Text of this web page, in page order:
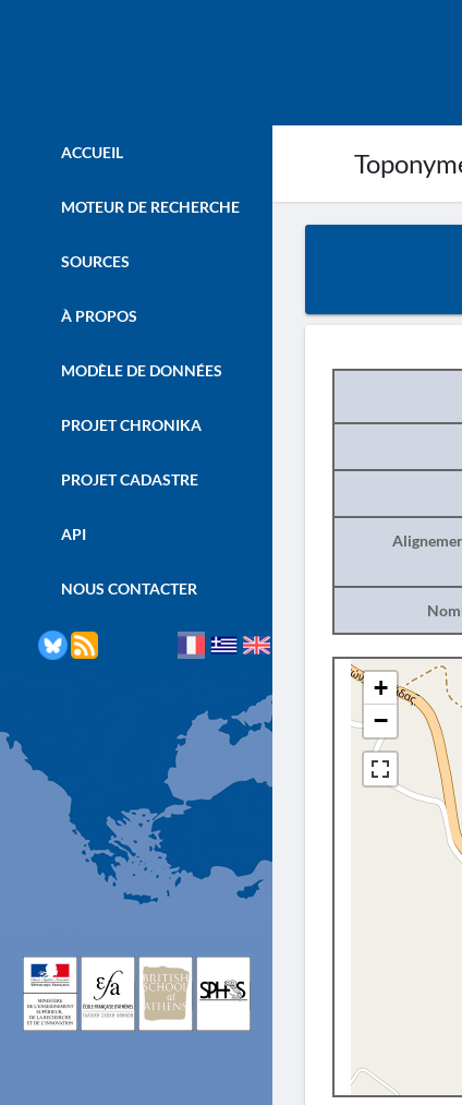
ACCUEIL
MOTEUR DE RECHERCHE
SOURCES
À PROPOS
MODÈLE DE DONNÉES
PROJET CHRONIKA
PROJET CADASTRE
API
NOUS CONTACTER
+
−